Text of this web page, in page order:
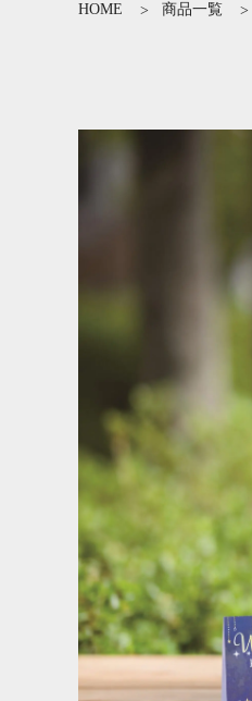
HOME 商品一覧